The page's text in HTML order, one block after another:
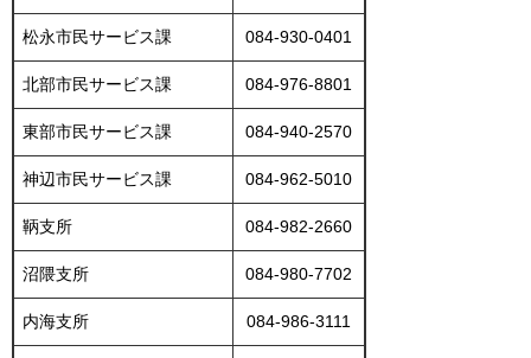
松永市民サービス課 084-930-0401
北部市民サービス課 084-976-8801
東部市民サービス課 084-940-2570
神辺市民サービス課 084-962-5010
鞆支所 084-982-2660
沼隈支所 084-980-7702
内海支所 084-986-3111